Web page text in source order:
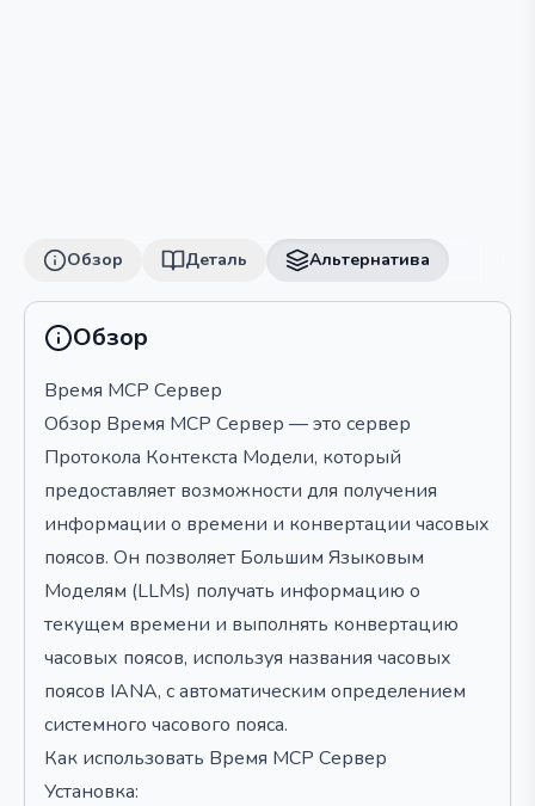
Обзор Деталь Альтернатива
Обзор
Время MCP Сервер
Обзор Время MCP Сервер — это сервер
Протокола Контекста Модели, который
предоставляет возможности для получения
информации о времени и конвертации часовых
поясов. Он позволяет Большим Языковым
Моделям (LLMs) получать информацию о
текущем времени и выполнять конвертацию
часовых поясов, используя названия часовых
поясов IANA, с автоматическим определением
системного часового пояса.
Как использовать Время MCP Сервер
Установка: